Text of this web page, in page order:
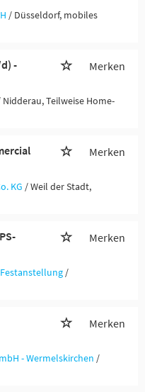
/ Düsseldorf, mobiles
-
Merken
Nidderau, Teilweise Home-
Merken
KG / Weil der Stadt,
Merken
Festanstellung /
Merken
- Wermelskirchen /